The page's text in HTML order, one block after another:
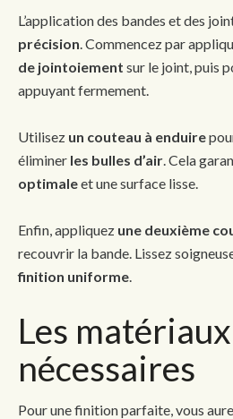
L’application des bandes et des
précision . Commencez par
de jointoiement sur le joint, puis
appuyant fermement.
Utilisez un couteau à enduire
éliminer les bulles d’air . Cela
optimaleet une surface lisse.
Enfin, appliquez une deuxième
recouvrir la bande. Lissez
finition uniforme
Les matériaux
nécessaires
Pour une finition parfaite, vous